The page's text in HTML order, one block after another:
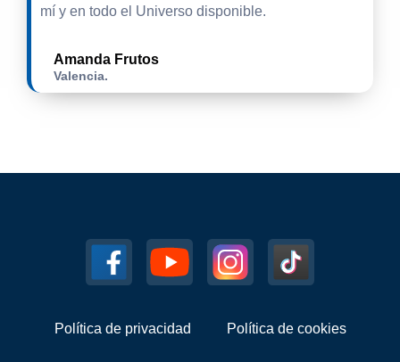
mí y en todo el Universo disponible.
Amanda Frutos
Valencia.
Política de privacidad Política de cookies